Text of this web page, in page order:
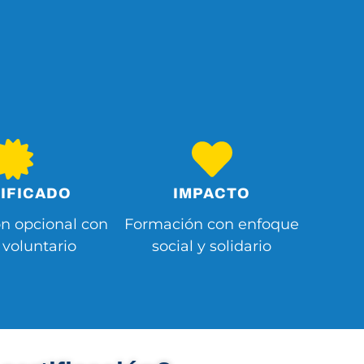
opcional con
IMPACTO
Formación con enfoque
social y solidario